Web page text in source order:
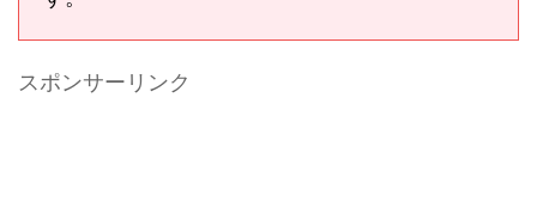
スポンサーリンク